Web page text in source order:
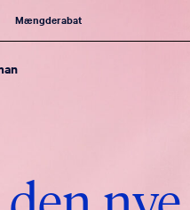
Mængderabat